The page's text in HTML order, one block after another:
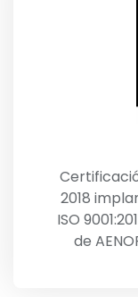
2018
ISO
de